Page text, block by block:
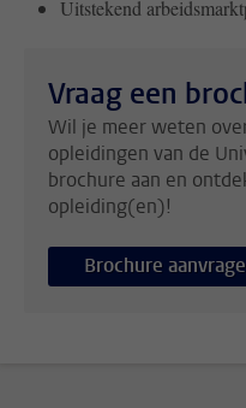
Uitstekend
Vraag een
Wil je meer weten
opleidingen van de
brochure aan en
opleiding(en)!
Brochure